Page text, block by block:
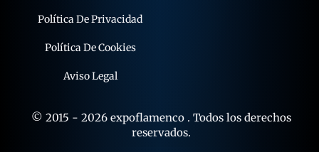
Política De Privacidad
Política De Cookies
Aviso Legal
© 2015 - 2026 expoflamenco . Todos los derechos
reservados.